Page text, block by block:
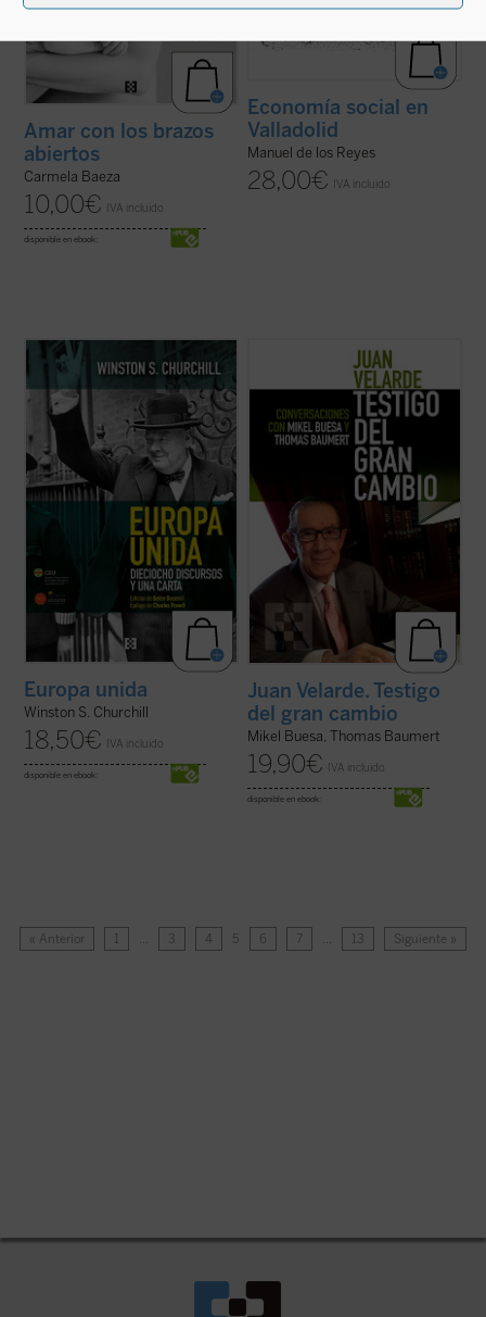
Amar con los brazos
abiertos
Carmela Baeza
10,00€ IVA incluido
disponible en ebook:
Economía social en
Valladolid
Manuel de los Reyes
28,00€ IVA incluido
Este libro recoge dieciocho discursos
sobre Europa pronunciados por Churchill
una prosa pulcra y brillante, en los que se
pueden observar las principales
cuestiones e interrogantes que el
carismático ... (ver ficha)
Europa unida
Winston S. Churchill
18,50€ IVA incluido
disponible en ebook:
Este libro recoge los recuerdos y
memorias del profesor Juan Velarde a
través de una serie de conversaciones con
los profesores Mikel Buesa y Thomas
Baumert, en las que, de forma rigurosa
pero distendida, se repasan los principales
episodios de ... (ver ficha)
Juan Velarde. Testigo
del gran cambio
Mikel Buesa, Thomas Baumert
19,90€ IVA incluido
disponible en ebook:
« Anterior 1 … 3 4 5 6 7 … 13 Siguiente »